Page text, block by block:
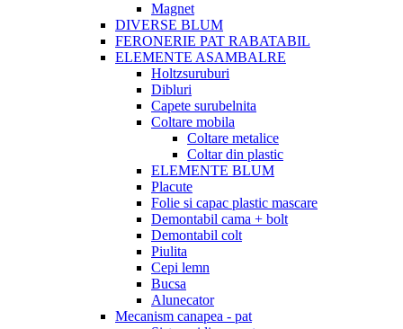
Magnet
DIVERSE BLUM
FERONERIE PAT RABATABIL
ELEMENTE ASAMBALRE
Holtzsuruburi
Dibluri
Capete surubelnita
Coltare mobila
Coltare metalice
Coltar din plastic
ELEMENTE BLUM
Placute
Folie si capac plastic mascare
Demontabil cama + bolt
Demontabil colt
Piulita
Cepi lemn
Bucsa
Alunecator
Mecanism canapea - pat